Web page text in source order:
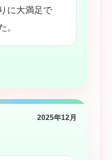
に大満足で
。
2025年12月